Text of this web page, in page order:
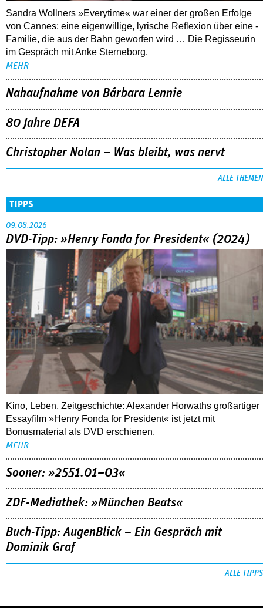
Sandra Wollners »Everytime« war einer der großen Erfolge
von Cannes: eine eigenwillige, lyrische Reflexion über eine ­
Familie, die aus der Bahn geworfen wird … Die Regisseurin
im Gespräch mit Anke Sterneborg.
MEHR
Nahaufnahme von Bárbara Lennie
80 Jahre DEFA
Christopher Nolan – Was bleibt, was nervt
ALLE THEMEN
TIPPS
09.08.2026
DVD-Tipp: »Henry Fonda for President« (2024)
Kino, Leben, Zeitgeschichte: Alexander Horwaths großartiger
Essayfilm »Henry Fonda for President« ist jetzt mit
Bonusmaterial als DVD erschienen.
MEHR
Sooner: »2551.01–03«
ZDF-Mediathek: »München Beats«
Buch-Tipp: AugenBlick – Ein Gespräch mit
Dominik Graf
ALLE TIPPS